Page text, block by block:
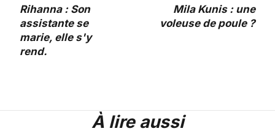
Rihanna : Son
assistante se
marie, elle s'y
rend.
Mila Kunis : une
voleuse de poule ?
À lire aussi